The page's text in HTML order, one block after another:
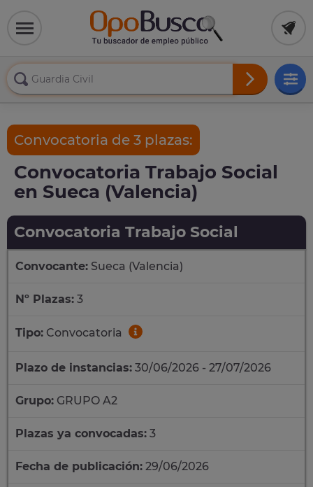
Convocatoria de 3 plazas:
Convocatoria Trabajo Social
en Sueca (Valencia)
Convocatoria Trabajo Social
Convocante: Sueca (Valencia)
Nº Plazas: 3
Tipo: Convocatoria
Plazo de instancias: 30/06/2026 - 27/07/2026
Grupo: GRUPO A2
Plazas ya convocadas: 3
Fecha de publicación: 29/06/2026